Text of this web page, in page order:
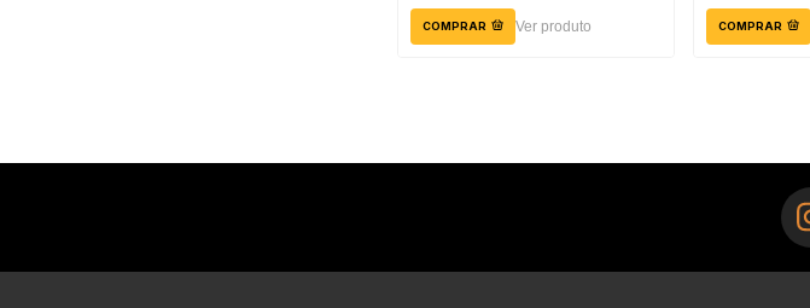
COMPRAR Ver produto COMPRAR